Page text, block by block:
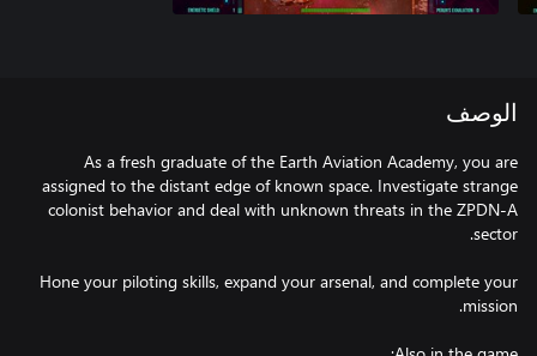
الوصف
As a fresh graduate of the Earth Aviation Academy, you are
assigned to the distant edge of known space. Investigate strange
colonist behavior and deal with unknown threats in the ZPDN-A
Hone your piloting skills, expand your arsenal, and complete your